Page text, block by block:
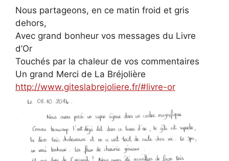
Nous partageons, en ce matin froid et gris
dehors,
Avec grand bonheur vos messages du Livre
d’Or
Touchés par la chaleur de vos commentaires
Un grand Merci de La Bréjolière
http://www.giteslabrejoliere.fr/#livre-or